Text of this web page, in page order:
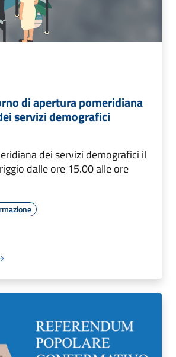
di apertura pomeridiana
servizi demografici
dei servizi demografici il
dalle ore 15.00 alle ore